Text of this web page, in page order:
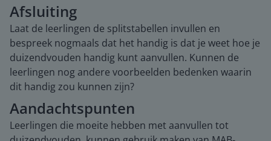
Afsluiting
Laat de leerlingen de splitstabellen invullen en
bespreek nogmaals dat het handig is dat je weet hoe je
duizendvouden handig kunt aanvullen. Kunnen de
leerlingen nog andere voorbeelden bedenken waarin
dit handig zou kunnen zijn?
Aandachtspunten
Leerlingen die moeite hebben met aanvullen tot